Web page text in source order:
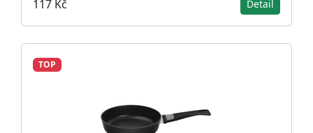
117 Kč Detail
TOP